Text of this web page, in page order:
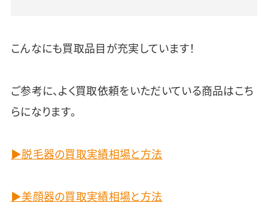
こんなにも買取品目が充実しています！
ご参考に、よく買取依頼をいただいている商品はこち
らになります。
▶脱毛器の買取実績相場と方法
▶美顔器の買取実績相場と方法